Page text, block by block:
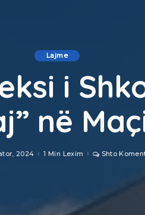
Lajme
i
në
2024 1 Min Lexim Shto